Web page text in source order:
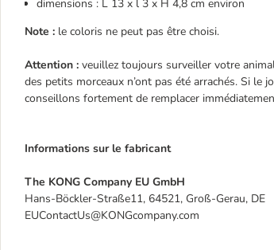
dimensions : L 13 x l 3 x H 4,8 cm environ
Note : le coloris ne peut pas être choisi.
Attention : veuillez toujours surveiller votre
des petits morceaux n’ont pas été arrachés. Si
conseillons fortement de remplacer
Informations sur le fabricant
The KONG Company EU GmbH
Hans-Böckler-Straße11, 64521, Groß-Gerau, DE
EUContactUs@KONGcompany.com